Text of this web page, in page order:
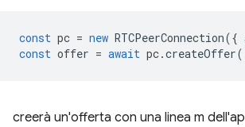
const pc = new RTCPeerConnection({
const offer = await pc.createOffer
creerà un'offerta con una linea m